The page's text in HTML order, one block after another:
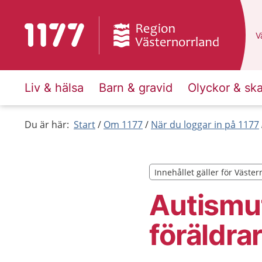
Till startsidan för 1177
Liv & hälsa Barn & gravid Olyckor &
Du är här: Start Om 1177 När du loggar in på 1177
föräldrar
Innehållet gäller för
Innehållet gäller för